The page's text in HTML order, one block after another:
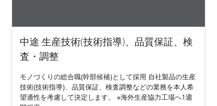
中途 生産技術(技術指導)、品質保証、検
査・調整
モノづくりの総合職(幹部候補)として採用 自社製品の生産
技術(技術指導)、品質保証、検査調整などの業務を本人希
望適性を考慮して決定します。 ※海外生産協力工場へ1週